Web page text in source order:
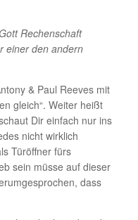
Rechenschaft
einer den andern
& Paul Reeves mit
gleich“. Weiter heißt
Dir einfach nur ins
nicht wirklich
Türöffner fürs
sein müsse auf dieser
dass